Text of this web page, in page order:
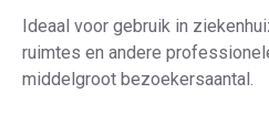
Ideaal voor gebruik in
ruimtes en andere
middelgroot bezoekersaantal.